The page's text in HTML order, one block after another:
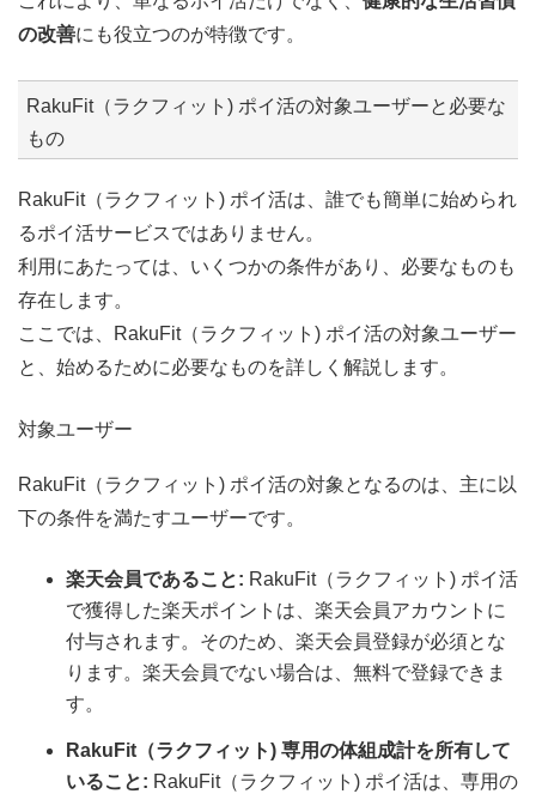
の改善にも役立つのが特徴です。
RakuFit（ラクフィット) ポイ活の対象ユーザーと必要な
もの
RakuFit（ラクフィット) ポイ活は、誰でも簡単に始められ
るポイ活サービスではありません。
利用にあたっては、いくつかの条件があり、必要なものも
存在します。
ここでは、RakuFit（ラクフィット) ポイ活の対象ユーザー
と、始めるために必要なものを詳しく解説します。
対象ユーザー
RakuFit（ラクフィット) ポイ活の対象となるのは、主に以
下の条件を満たすユーザーです。
楽天会員であること: RakuFit（ラクフィット) ポイ活
で獲得した楽天ポイントは、楽天会員アカウントに
付与されます。そのため、楽天会員登録が必須とな
ります。楽天会員でない場合は、無料で登録できま
す。
RakuFit（ラクフィット) 専用の体組成計を所有して
いること: RakuFit（ラクフィット) ポイ活は、専用の